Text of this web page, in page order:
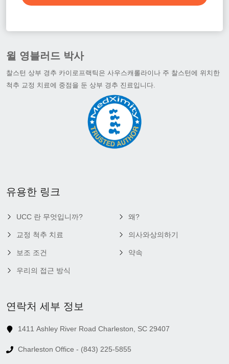
윌 영블러드 박사
찰스턴 상부 경추 카이로프랙틱은 사우스캐롤라이나 주 찰스턴에 위치한
척추 교정 치료에 중점을 둔 상부 경추 진료입니다.
유용한 링크
UCC 란 무엇입니까?
교정 척추 치료
보조 조건
우리의 접근 방식
왜?
의사와상의하기
약속
연락처 세부 정보
1411 Ashley River Road Charleston, SC 29407
Charleston Office - (843) 225-5855